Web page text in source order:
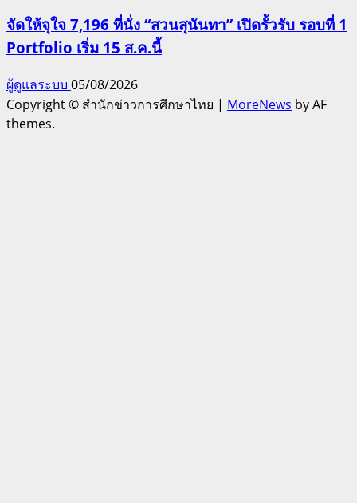
จัดให้จุใจ 7,196 ที่นั่ง “สวนสุนันทา” เปิดรั้วรับ รอบที่ 1
Portfolio เริ่ม 15 ส.ค.นี้
ผู้ดูแลระบบ 05/08/2026
Copyright © สำนักข่าวการศึกษาไทย | MoreNews by AF
themes.